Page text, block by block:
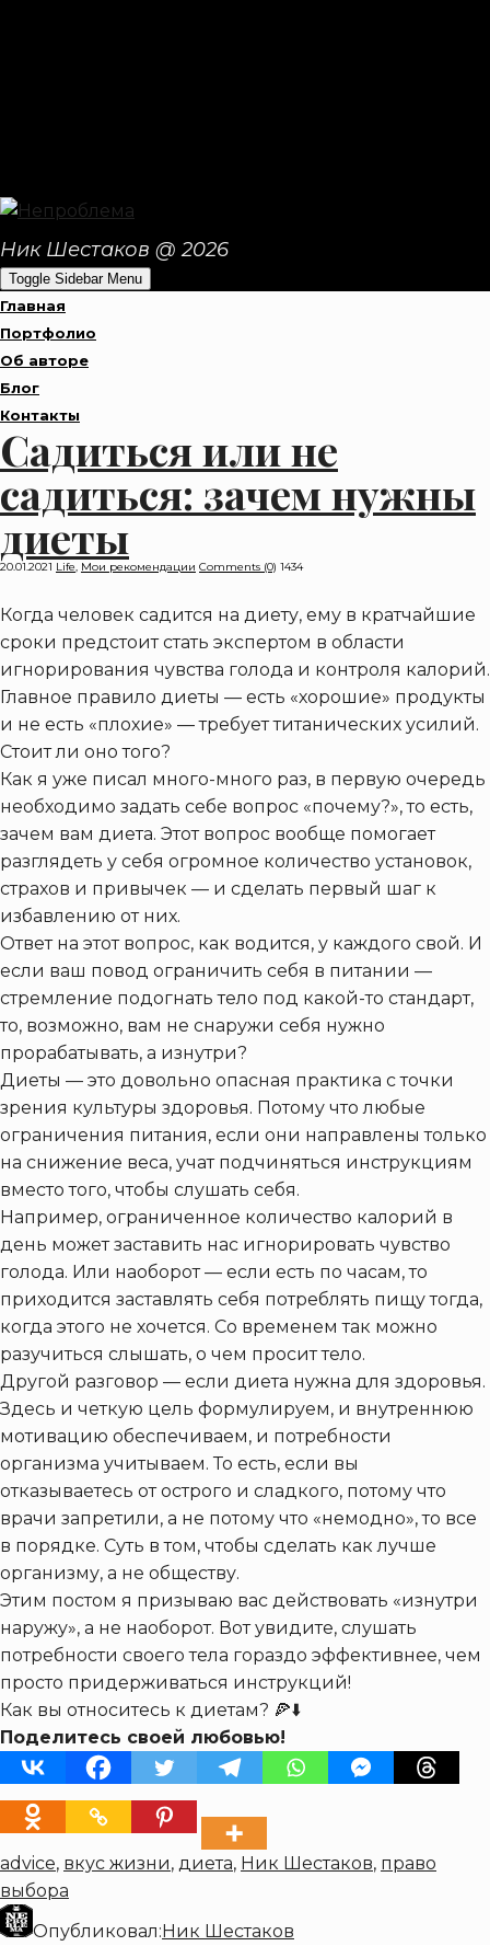
Ник Шестаков @ 2026
Toggle Sidebar Menu
Главная
Портфолио
Об авторе
Блог
Контакты
Садиться или не
садиться: зачем нужны
диеты
20.01.2021 Life, Мои рекомендации Comments (0) 1434
Когда человек садится на диету, ему в кратчайшие
сроки предстоит стать экспертом в области
игнорирования чувства голода и контроля калорий.
Главное правило диеты — есть «хорошие» продукты
и не есть «плохие» — требует титанических усилий.
Стоит ли оно того?
Как я уже писал много-много раз, в первую очередь
необходимо задать себе вопрос «почему?», то есть,
зачем вам диета. Этот вопрос вообще помогает
разглядеть у себя огромное количество установок,
страхов и привычек — и сделать первый шаг к
избавлению от них.
Ответ на этот вопрос, как водится, у каждого свой. И
если ваш повод ограничить себя в питании —
стремление подогнать тело под какой-то стандарт,
то, возможно, вам не снаружи себя нужно
прорабатывать, а изнутри?
Диеты — это довольно опасная практика с точки
зрения культуры здоровья. Потому что любые
ограничения питания, если они направлены только
на снижение веса, учат подчиняться инструкциям
вместо того, чтобы слушать себя.
Например, ограниченное количество калорий в
день может заставить нас игнорировать чувство
голода. Или наоборот — если есть по часам, то
приходится заставлять себя потреблять пищу тогда,
когда этого не хочется. Со временем так можно
разучиться слышать, о чем просит тело.
Другой разговор — если диета нужна для здоровья.
Здесь и четкую цель формулируем, и внутреннюю
мотивацию обеспечиваем, и потребности
организма учитываем. То есть, если вы
отказываетесь от острого и сладкого, потому что
врачи запретили, а не потому что «немодно», то все
в порядке. Суть в том, чтобы сделать как лучше
организму, а не обществу.
Этим постом я призываю вас действовать «изнутри
наружу», а не наоборот. Вот увидите, слушать
потребности своего тела гораздо эффективнее, чем
просто придерживаться инструкций!
Как вы относитесь к диетам? 🍕⬇️
Поделитесь своей любовью!
advice, вкус жизни, диета, Ник Шестаков, право
выбора
Опубликовал:Ник Шестаков